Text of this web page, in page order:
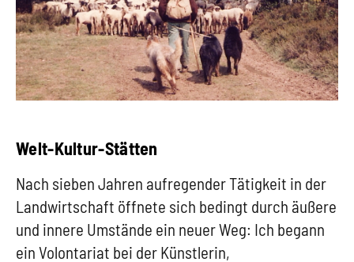
Welt-Kultur-Stätten
Nach sieben Jahren aufregender Tätigkeit in der
Landwirtschaft öffnete sich bedingt durch äußere
und innere Umstände ein neuer Weg: Ich begann
ein Volontariat bei der Künstlerin,